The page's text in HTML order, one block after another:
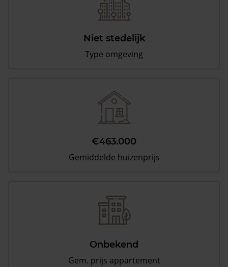
Niet stedelijk
Type omgeving
€463.000
Gemiddelde huizenprijs
Onbekend
Gem. prijs appartement